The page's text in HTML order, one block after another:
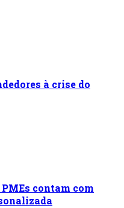
à crise do
contam com